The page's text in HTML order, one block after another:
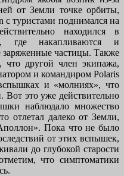
от Земли точке орбиты,
с туристами поднимался на
находился в
где накапливаются и
частицы. Также
что другой член экипажа,
и командиром Polaris
и «молниях», что
это уже действительно
наблюдало множество
отлетал далеко от Земли,
Пока что не было
от этих вспышек,
до глубокой старости
что симптоматики